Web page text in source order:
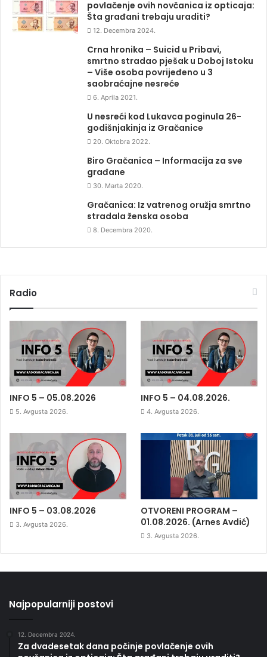
povlačenje ovih novčanica iz opticaja:
Šta građani trebaju uraditi?
12. Decembra 2024.
Crna hronika – Suicid u Pribavi,
smrtno stradao pješak u Doboj Istoku
– Više osoba povrijeđeno u 3
saobraćajne nesreće
6. Aprila 2021.
U nesreći kod Lukavca poginula 26-
godišnjakinja iz Gračanice
20. Oktobra 2022.
Biro Gračanica – Informacija za sve
građane
30. Marta 2020.
Gračanica: Iz vatrenog oružja smrtno
stradala ženska osoba
8. Decembra 2020.
Radio
INFO 5 – 05.08.2026
5. Avgusta 2026.
INFO 5 – 04.08.2026.
4. Avgusta 2026.
INFO 5 – 03.08.2026
3. Avgusta 2026.
OTVORENI PROGRAM –
01.08.2026. (Arnes Avdić)
3. Avgusta 2026.
Najpopularniji postovi
12. Decembra 2024.
Za dvadesetak dana počinje povlačenje ovih